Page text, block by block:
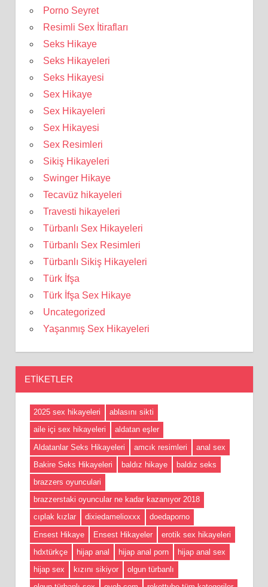
Porno Seyret
Resimli Sex İtirafları
Seks Hikaye
Seks Hikayeleri
Seks Hikayesi
Sex Hikaye
Sex Hikayeleri
Sex Hikayesi
Sex Resimleri
Sikiş Hikayeleri
Swinger Hikaye
Tecavüz hikayeleri
Travesti hikayeleri
Türbanlı Sex Hikayeleri
Türbanlı Sex Resimleri
Türbanlı Sikiş Hikayeleri
Türk İfşa
Türk İfşa Sex Hikaye
Uncategorized
Yaşanmış Sex Hikayeleri
ETIKETLER
2025 sex hikayeleri
ablasını sikti
aile içi sex hikayeleri
aldatan eşler
Aldatanlar Seks Hikayeleri
amcık resimleri
anal sex
Bakire Seks Hikayeleri
baldız hikaye
baldız seks
brazzers oyunculari
brazzerstaki oyuncular ne kadar kazanıyor 2018
cıplak kızlar
dixiedamelioxxx
doedaporno
Ensest Hikaye
Ensest Hikayeler
erotik sex hikayeleri
hdxtürkçe
hijap anal hijap anal porn
hijap anal sex
hijap sex
kızını sikiyor
olgun türbanlı